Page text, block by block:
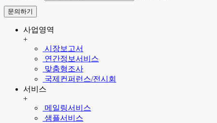
문의하기
사업영역
+
시장보고서
연간정보서비스
맞춤형조사
국제컨퍼런스/전시회
서비스
+
메일링서비스
샘플서비스